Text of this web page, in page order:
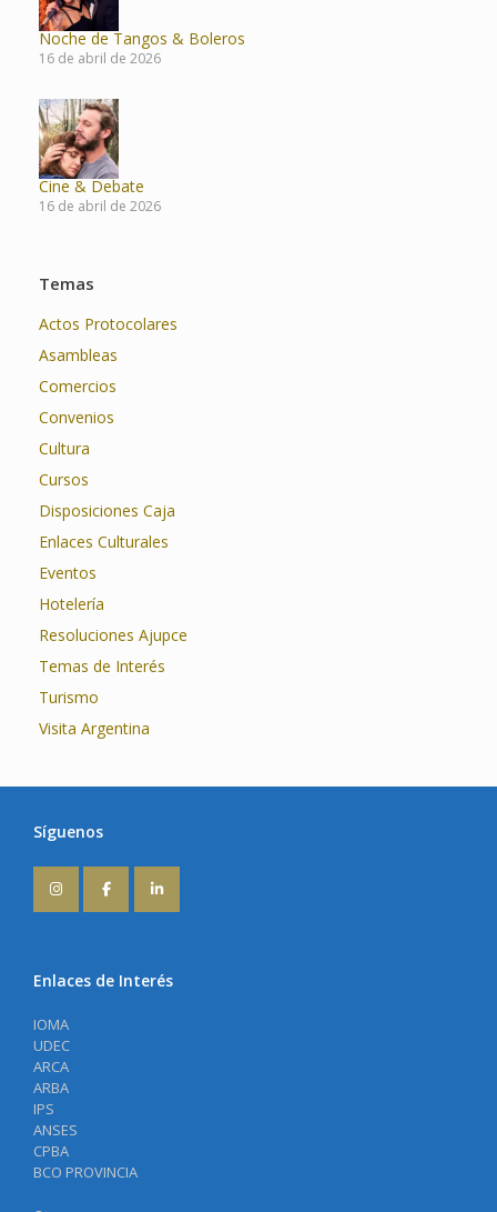
Noche de Tangos & Boleros
16 de abril de 2026
Cine & Debate
16 de abril de 2026
Temas
Actos Protocolares
Asambleas
Comercios
Convenios
Cultura
Cursos
Disposiciones Caja
Enlaces Culturales
Eventos
Hotelería
Resoluciones Ajupce
Temas de Interés
Turismo
Visita Argentina
Síguenos
Enlaces de Interés
IOMA
UDEC
ARCA
ARBA
IPS
ANSES
CPBA
BCO PROVINCIA